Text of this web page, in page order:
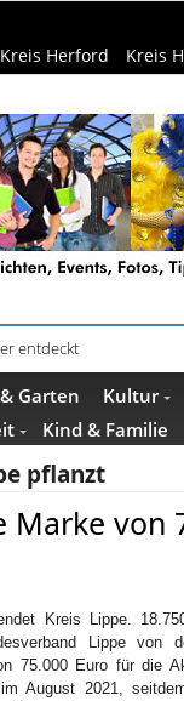
Kreis Herford Kreis
entdeckt
ihre Quilts
Garten Kultur
Kind & Familie
pflanzt
Marke von
Kreis Lippe.
Lippe von
75.000 Euro für die
August 2021,